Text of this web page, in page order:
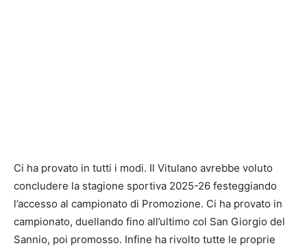
Ci ha provato in tutti i modi. Il Vitulano avrebbe voluto
concludere la stagione sportiva 2025-26 festeggiando
l’accesso al campionato di Promozione. Ci ha provato in
campionato, duellando fino all’ultimo col San Giorgio del
Sannio, poi promosso. Infine ha rivolto tutte le proprie